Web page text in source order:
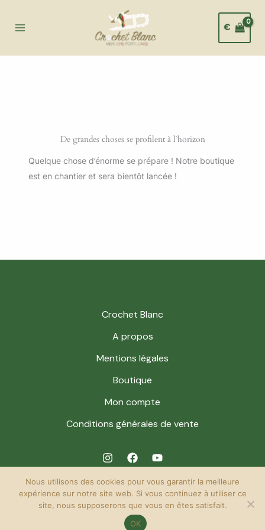
€
De grandes choses se profilent à l’horizon
Quelque chose d’énorme se prépare ! Notre boutique
est en chantier et sera bientôt lancée !
Crochet Blanc
A propos
Mentions légales
Boutique
Mon compte
Conditions générales de vente
© 2026 Crochet Blanc. Powered by Crochet Blanc.
Nous utilisons des cookies pour vous garantir la meilleure
expérience sur notre site web. Si vous continuez à utiliser ce
site, nous supposerons que vous en êtes satisfait.
OK